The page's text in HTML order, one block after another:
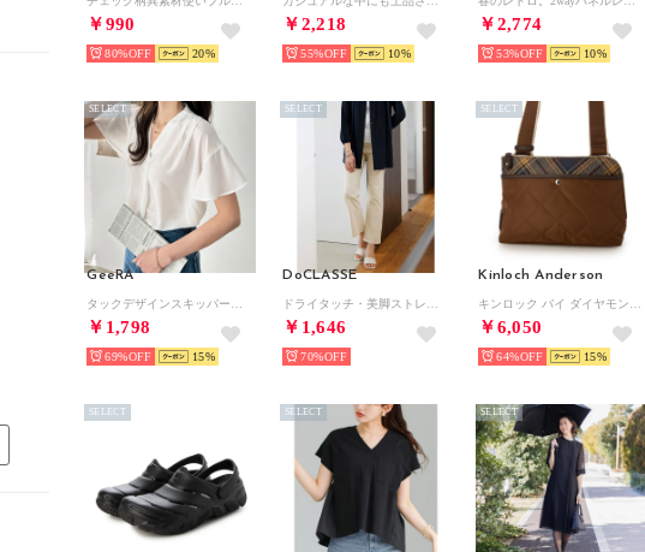
￥990
80% 20
￥2,218
55% 10
￥2,774
53% 10
GeeRA
￥1,798
SELECT
69% 15
DoCLASSE
￥1,646
SELECT
70%
Kinloch Anderson
￥6,050
SELECT
64% 15
SELECT SELECT SELECT